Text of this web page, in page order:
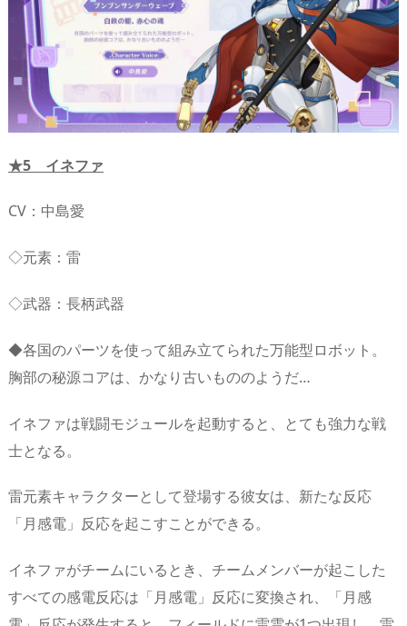
★5 イネファ
CV：中島愛
◇元素：雷
◇武器：長柄武器
◆各国のパーツを使って組み立てられた万能型ロボット。
胸部の秘源コアは、かなり古いもののようだ…
イネファは戦闘モジュールを起動すると、とても強力な戦
士となる。
雷元素キャラクターとして登場する彼女は、新たな反応
「月感電」反応を起こすことができる。
イネファがチームにいるとき、チームメンバーが起こした
すべての感電反応は「月感電」反応に変換され、「月感